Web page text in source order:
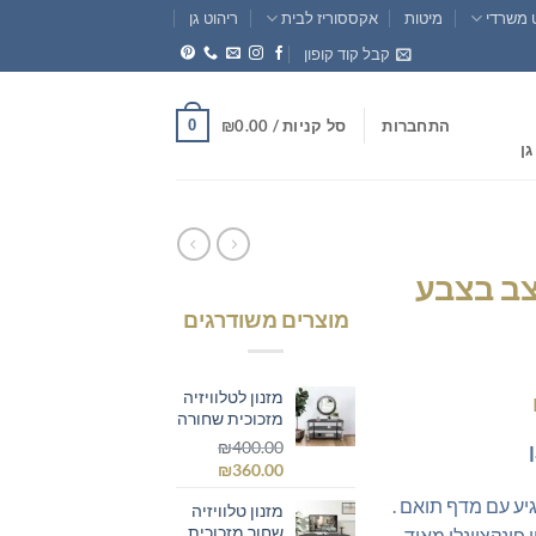
משרדי מיטות אקססוריז לבית
ריהוט גן
קבל קוד קופון
התחברות סל קניות / ₪0.00
0
בצבע
הוא:
עם מדף תואם .
מוצרים משודרגים
מזנון לטלוויזיה
מזכוכית שחורה
₪400.00
המחיר
היה:
₪360.00
הוא:
מזנון טלוויזיה